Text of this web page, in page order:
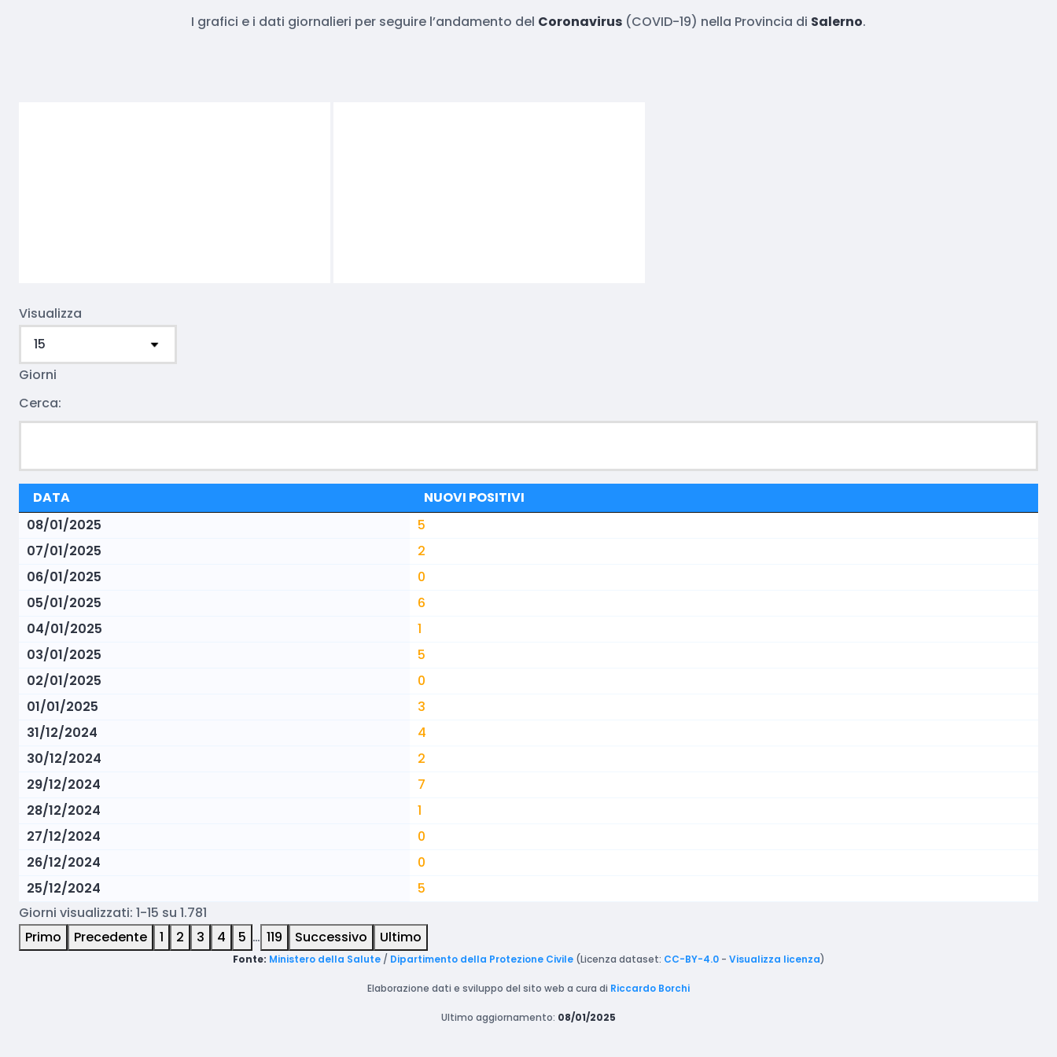
I grafici e i dati giornalieri per seguire l’andamento del Coronavirus (COVID-19) nella Provincia di Salerno.
Visualizza
Giorni
Cerca:
DATA
NUOVI POSITIVI
08/01/2025
5
07/01/2025
2
06/01/2025
0
05/01/2025
6
04/01/2025
1
03/01/2025
5
02/01/2025
0
01/01/2025
3
31/12/2024
4
30/12/2024
2
29/12/2024
7
28/12/2024
1
27/12/2024
0
26/12/2024
0
25/12/2024
5
Giorni visualizzati: 1-15 su 1.781
Primo
Precedente 1 2 3 4 5 … 119 Successivo Ultimo
Fonte: Ministero della Salute/ Dipartimento della Protezione Civile(Licenza dataset: CC-BY-4.0- Visualizza licenza)
Elaborazione dati e sviluppo del sito web a cura di Riccardo Borchi
Ultimo aggiornamento: 08/01/2025